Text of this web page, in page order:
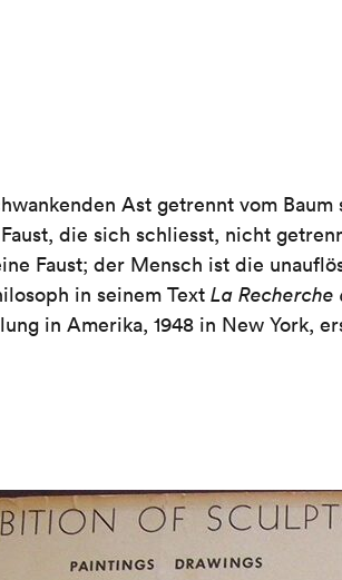
Ast getrennt vom
die sich schliesst, nicht
Faust; der Mensch ist die
in seinem Text La Recherche
in Amerika, 1948 in New York,